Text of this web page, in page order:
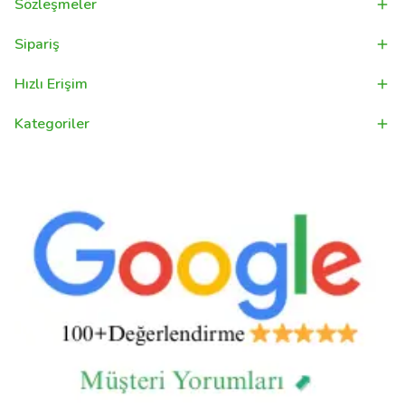
Sözleşmeler
Sipariş
Hızlı Erişim
Kategoriler